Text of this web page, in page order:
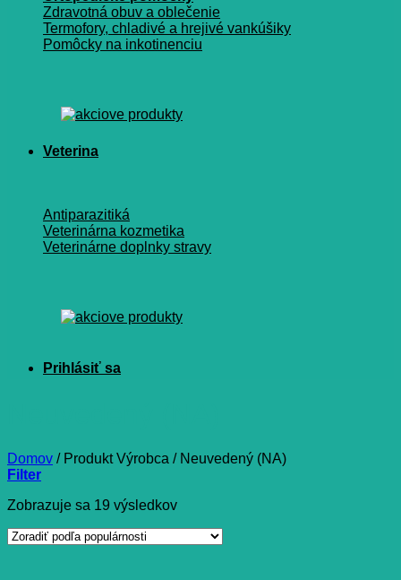
Zdravotná obuv a oblečenie
Termofory, chladivé a hrejivé vankúšiky
Pomôcky na inkotinenciu
Veterina
Antiparazitiká
Veterinárna kozmetika
Veterinárne doplnky stravy
Domov /Produkt Výrobca /Neuvedený (NA)
Filter
Zobrazuje sa 19 výsledkovZoradené
popularity